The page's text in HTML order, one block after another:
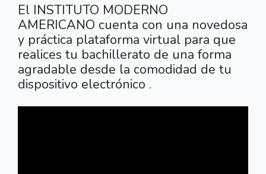
El INSTITUTO MODERNO
AMERICANO cuenta con una novedosa
y práctica plataforma virtual para que
realices tu bachillerato de una forma
agradable desde la comodidad de tu
dispositivo electrónico .